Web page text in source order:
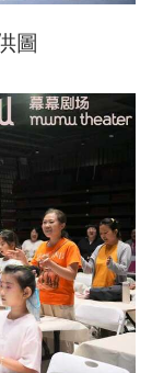
圖